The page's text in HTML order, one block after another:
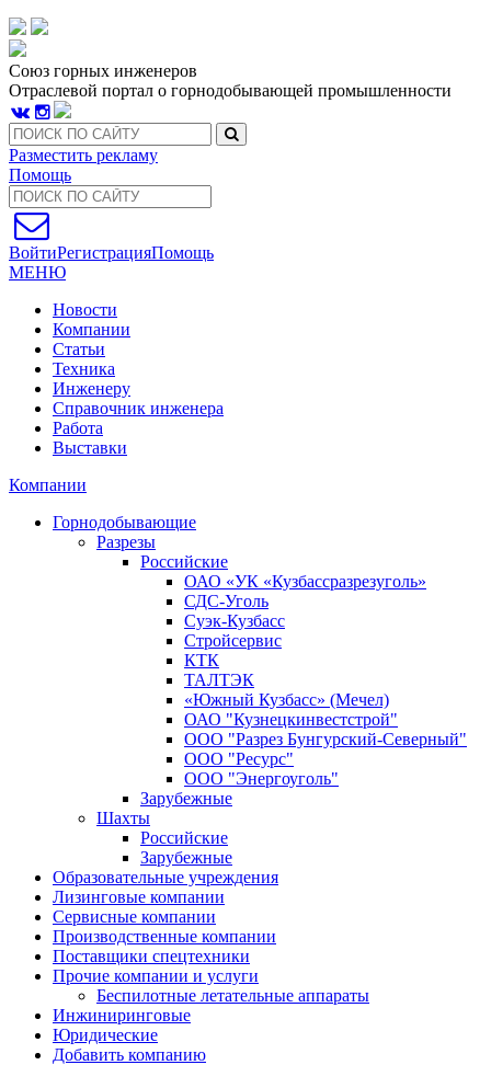
Союз горных инженеров
Отраслевой портал о горнодобывающей промышленности
Разместить рекламу
Помощь
ВойтиРегистрацияПомощь
МЕНЮ
Новости
Компании
Статьи
Техника
Инженеру
Справочник инженера
Работа
Выставки
Компании
Горнодобывающие
Разрезы
Российские
ОАО «УК «Кузбассразрезуголь»
СДС-Уголь
Суэк-Кузбасс
Стройсервис
КТК
ТАЛТЭК
«Южный Кузбасс» (Мечел)
ОАО "Кузнецкинвестстрой"
ООО "Разрез Бунгурский-Северный"
ООО "Ресурс"
ООО "Энергоуголь"
Зарубежные
Шахты
Российские
Зарубежные
Образовательные учреждения
Лизинговые компании
Сервисные компании
Производственные компании
Поставщики спецтехники
Прочие компании и услуги
Беспилотные летательные аппараты
Инжиниринговые
Юридические
Добавить компанию